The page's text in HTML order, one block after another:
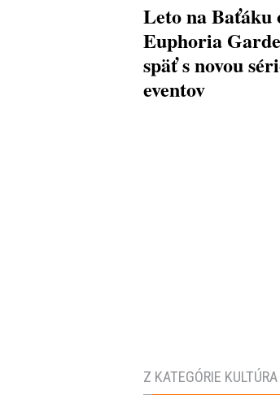
Leto na Baťáku
Euphoria
späť s novou
eventov
Z KATEGÓRIE KULTÚRA